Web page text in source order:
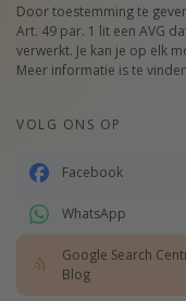
Door toestemming te
Art. 49 par. 1 lit een AVG
verwerkt. Je kan je op elk
Meer informatie is te
VOLG ONS OP
Facebook
WhatsApp
Google Search
Blog